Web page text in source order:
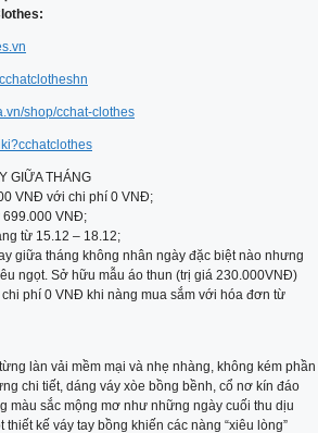
shop/cchat-clothes
GIỮA THÁNG
VNĐ với chi phí 0 VNĐ;
699.000 VNĐ;
từ 15.12 – 18.12;
giữa tháng không nhân ngày đặc biệt nào nhưng
ngọt. Sở hữu mẫu áo thun (trị giá 230.000VNĐ)
phí 0 VNĐ khi nàng mua sắm với hóa đơn từ
làn vải mềm mại và nhẹ nhàng, không kém phần
chi tiết, dáng váy xòe bồng bềnh, cổ nơ kín đáo
màu sắc mộng mơ như những ngày cuối thu dịu
kế váy tay bồng khiến các nàng “xiêu lòng”